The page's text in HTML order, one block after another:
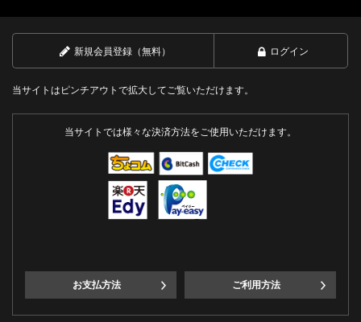
新規会員登録（無料） ログイン
当サイトはピンチアウトで拡大してご覧いただけます。
当サイトでは様々な決済方法をご使用いただけます。
お支払方法 ご利用方法